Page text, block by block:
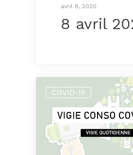
avril 8, 2020
8 avril
COVID-19